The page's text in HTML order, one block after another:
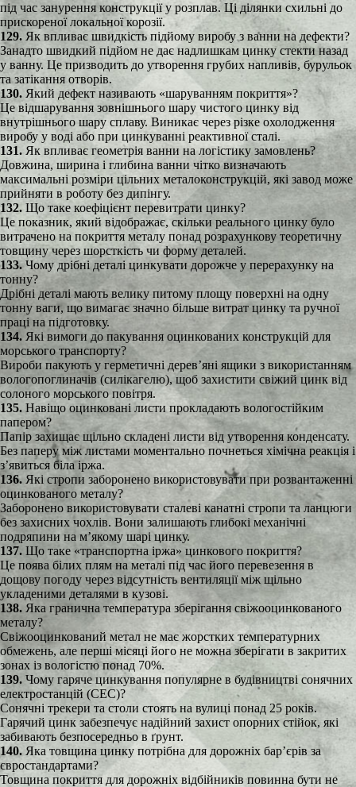
під час занурення конструкції у розплав. Ці ділянки схильні до
прискореної локальної корозії.
129. Як впливає швидкість підйому виробу з ванни на дефекти?
Занадто швидкий підйом не дає надлишкам цинку стекти назад
у ванну. Це призводить до утворення грубих напливів, бурульок
та затікання отворів.
130. Який дефект називають «шаруванням покриття»?
Це відшарування зовнішнього шару чистого цинку від
внутрішнього шару сплаву. Виникає через різке охолодження
виробу у воді або при цинкуванні реактивної сталі.
131. Як впливає геометрія ванни на логістику замовлень?
Довжина, ширина і глибина ванни чітко визначають
максимальні розміри цільних металоконструкцій, які завод може
прийняти в роботу без дипінгу.
132. Що таке коефіцієнт перевитрати цинку?
Це показник, який відображає, скільки реального цинку було
витрачено на покриття металу понад розрахункову теоретичну
товщину через шорсткість чи форму деталей.
133.Чому дрібні деталі цинкувати дорожче у перерахунку на
тонну?
Дрібні деталі мають велику питому площу поверхні на одну
тонну ваги, що вимагає значно більше витрат цинку та ручної
праці на підготовку.
134. Які вимоги до пакування оцинкованих конструкцій для
морського транспорту?
Вироби пакують у герметичні дерев’яні ящики з використанням
вологопоглиначів (силікагелю), щоб захистити свіжий цинк від
солоного морського повітря.
135. Навіщо оцинковані листи прокладають вологостійким
папером?
Папір захищає щільно складені листи від утворення конденсату.
Без паперу між листами моментально почнеться хімічна реакція і
з’явиться біла іржа.
136. Які стропи заборонено використовувати при розвантаженні
оцинкованого металу?
Заборонено використовувати сталеві канатні стропи та ланцюги
без захисних чохлів. Вони залишають глибокі механічні
подряпини на м’якому шарі цинку.
137. Що таке «транспортна іржа» цинкового покриття?
Це поява білих плям на металі під час його перевезення в
дощову погоду через відсутність вентиляції між щільно
укладеними деталями в кузові.
138. Яка гранична температура зберігання свіжооцинкованого
металу?
Свіжооцинкований метал не має жорстких температурних
обмежень, але перші місяці його не можна зберігати в закритих
зонах із вологістю понад 70%.
139. Чому гаряче цинкування популярне в будівництві сонячних
електростанцій (СЕС)?
Сонячні трекери та столи стоять на вулиці понад 25 років.
Гарячий цинк забезпечує надійний захист опорних стійок, які
забивають безпосередньо в ґрунт.
140. Яка товщина цинку потрібна для дорожніх бар’єрів за
євростандартами?
Товщина покриття для дорожніх відбійників повинна бути не